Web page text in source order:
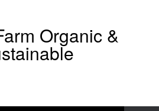
Organic &